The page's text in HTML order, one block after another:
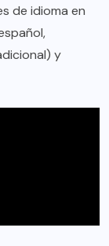
de idioma en
y